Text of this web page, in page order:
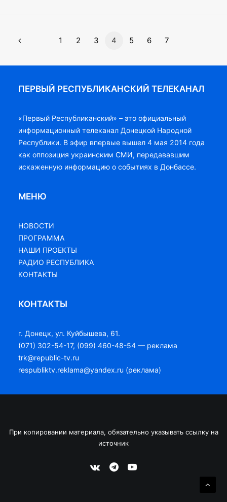
1 2 3 4 5 6 7
ПЕРВЫЙ РЕСПУБЛИКАНСКИЙ ТЕЛЕКАНАЛ
«Первый Республиканский» – это официальный
информационный телеканал Донецкой Народной
Республики. В эфир впервые вышел 4 мая 2014 года
как оппозиция украинским СМИ, передававшим
искаженную информацию о событиях в Донбассе.
МЕНЮ
НОВОСТИ
ПРОГРАММА
НАШИ ПРОЕКТЫ
РАДИО РЕСПУБЛИКА
КОНТАКТЫ
КОНТАКТЫ
г. Донецк, ул. Куйбышева, 61.
(071) 302-54-17, (099) 460-48-54 — реклама
trk@republic-tv.ru
respubliktv.reklama@yandex.ru (реклама)
При копировании материала, обязательно указывать ссылку на
источник